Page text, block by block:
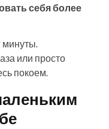
себя более
или просто
покоем.